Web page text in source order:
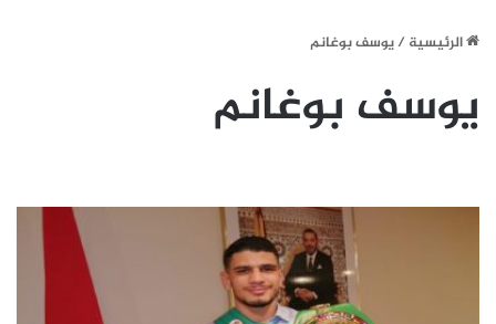
الرئيسية/يوسف بوغانم
يوسف بوغانم